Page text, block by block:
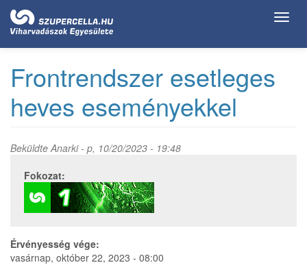
Ugrás
tartalomra
Frontrendszer esetleges
heves eseményekkel
BeküldteAnarki- p, 10/20/2023 - 19:48
Fokozat:
Érvényesség vége:
vasárnap, október 22, 2023 - 08:00